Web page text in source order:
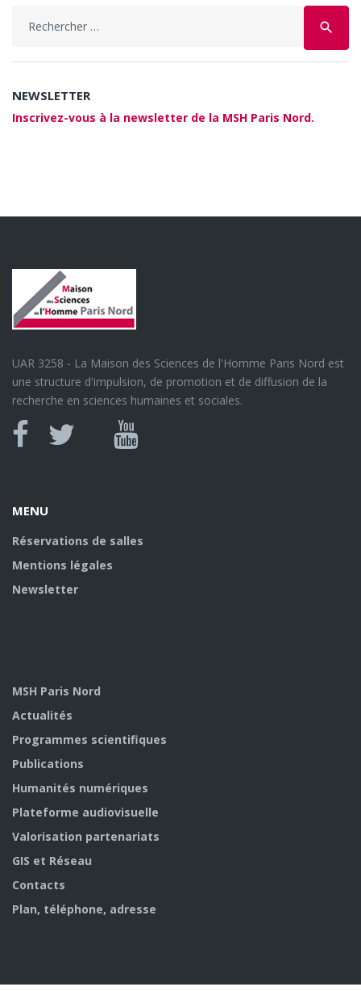
search
NEWSLETTER
Inscrivez-vous à la newsletter de la MSH Paris Nord.
UAR 3258 - La Maison des Sciences de l'Homme Paris Nord est
une structure d'impulsion, de promotion et de diffusion de la
recherche en sciences humaines et sociales.
Canal
MENU
Réservations de salles
Mentions légales
Newsletter
MSH Paris Nord
Actualités
Programmes scientifiques
Publications
Humanités numériques
Plateforme audiovisuelle
Valorisation partenariats
GIS et Réseau
Contacts
Plan, téléphone, adresse